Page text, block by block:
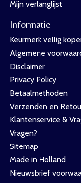
Mijn verlanglijst
Informatie
Keurmerk vellig
Algemene
Disclaimer
Privacy Policy
Betaalmethoden
Verzenden en
Klantenservice &
Vragen?
Sitemap
Made in Holland
Nieuwsbrief